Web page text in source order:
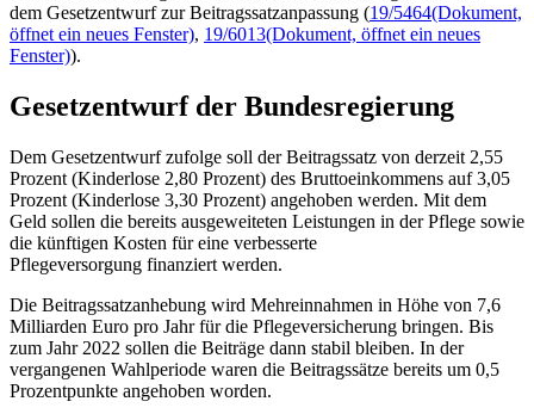
dem Gesetzentwurf zur Beitragssatzanpassung (19/5464(Dokument,
öffnet ein neues Fenster), 19/6013(Dokument, öffnet ein neues
Fenster)).
Gesetzentwurf der Bundesregierung
Dem Gesetzentwurf zufolge soll der Beitragssatz von derzeit 2,55
Prozent (Kinderlose 2,80 Prozent) des Bruttoeinkommens auf 3,05
Prozent (Kinderlose 3,30 Prozent) angehoben werden. Mit dem
Geld sollen die bereits ausgeweiteten Leistungen in der Pflege sowie
die künftigen Kosten für eine verbesserte
Pflegeversorgung finanziert werden.
Die Beitragssatzanhebung wird Mehreinnahmen in Höhe von 7,6
Milliarden Euro pro Jahr für die Pflegeversicherung bringen. Bis
zum Jahr 2022 sollen die Beiträge dann stabil bleiben. In der
vergangenen Wahlperiode waren die Beitragssätze bereits um 0,5
Prozentpunkte angehoben worden.